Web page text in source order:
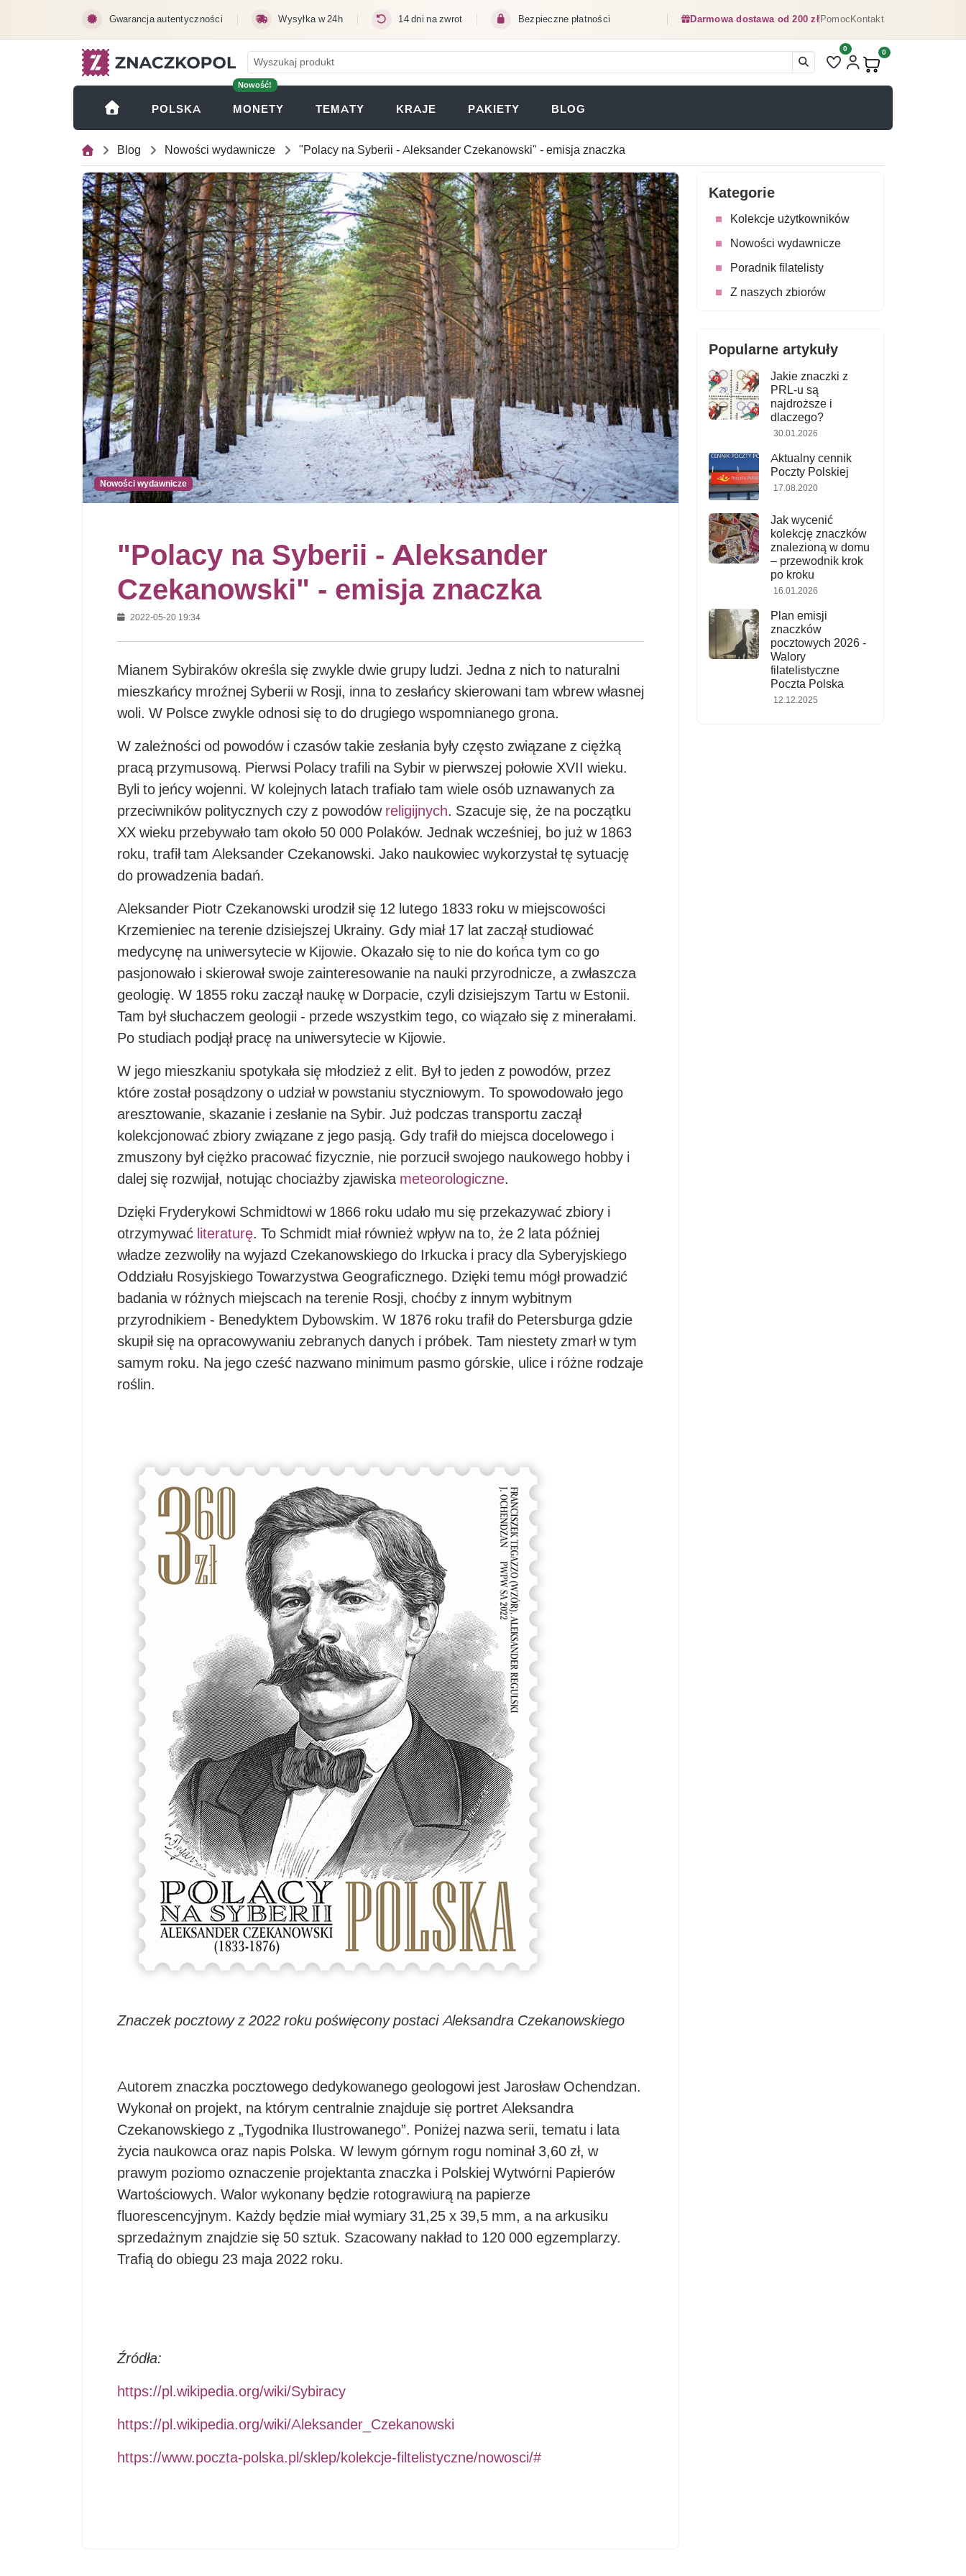
Gwarancja autentyczności Wysyłka w 24h 14 dni na zwrot Bezpieczne płatności Darmowa dostawa od 200 złPomocKontakt
Liczba pozycji na liście
0
Produkty w koszyku:
0
POLSKA
Nowość!
MONETY (OTWIERA SIĘ W NOWEJ KARCIE)
TEMATY KRAJE PAKIETY BLOG
Blog Nowości wydawnicze "Polacy na Syberii - Aleksander Czekanowski" - emisja znaczka
Nowości wydawnicze
"Polacy na Syberii - Aleksander
Czekanowski" - emisja znaczka
2022-05-20 19:34
Mianem Sybiraków określa się zwykle dwie grupy ludzi. Jedna z nich to naturalni
mieszkańcy mroźnej Syberii w Rosji, inna to zesłańcy skierowani tam wbrew własnej
woli. W Polsce zwykle odnosi się to do drugiego wspomnianego grona.
W zależności od powodów i czasów takie zesłania były często związane z ciężką
pracą przymusową. Pierwsi Polacy trafili na Sybir w pierwszej połowie XVII wieku.
Byli to jeńcy wojenni. W kolejnych latach trafiało tam wiele osób uznawanych za
przeciwników politycznych czy z powodów religijnych. Szacuje się, że na początku
XX wieku przebywało tam około 50 000 Polaków. Jednak wcześniej, bo już w 1863
roku, trafił tam Aleksander Czekanowski. Jako naukowiec wykorzystał tę sytuację
do prowadzenia badań.
Aleksander Piotr Czekanowski urodził się 12 lutego 1833 roku w miejscowości
Krzemieniec na terenie dzisiejszej Ukrainy. Gdy miał 17 lat zaczął studiować
medycynę na uniwersytecie w Kijowie. Okazało się to nie do końca tym co go
pasjonowało i skierował swoje zainteresowanie na nauki przyrodnicze, a zwłaszcza
geologię. W 1855 roku zaczął naukę w Dorpacie, czyli dzisiejszym Tartu w Estonii.
Tam był słuchaczem geologii - przede wszystkim tego, co wiązało się z minerałami.
Po studiach podjął pracę na uniwersytecie w Kijowie.
W jego mieszkaniu spotykała się młodzież z elit. Był to jeden z powodów, przez
które został posądzony o udział w powstaniu styczniowym. To spowodowało jego
aresztowanie, skazanie i zesłanie na Sybir. Już podczas transportu zaczął
kolekcjonować zbiory związane z jego pasją. Gdy trafił do miejsca docelowego i
zmuszony był ciężko pracować fizycznie, nie porzucił swojego naukowego hobby i
dalej się rozwijał, notując chociażby zjawiska meteorologiczne.
Dzięki Fryderykowi Schmidtowi w 1866 roku udało mu się przekazywać zbiory i
otrzymywać literaturę. To Schmidt miał również wpływ na to, że 2 lata później
władze zezwoliły na wyjazd Czekanowskiego do Irkucka i pracy dla Syberyjskiego
Oddziału Rosyjskiego Towarzystwa Geograficznego. Dzięki temu mógł prowadzić
badania w różnych miejscach na terenie Rosji, choćby z innym wybitnym
przyrodnikiem - Benedyktem Dybowskim. W 1876 roku trafił do Petersburga gdzie
skupił się na opracowywaniu zebranych danych i próbek. Tam niestety zmarł w tym
samym roku. Na jego cześć nazwano minimum pasmo górskie, ulice i różne rodzaje
roślin.
Znaczek pocztowy z 2022 roku poświęcony postaci Aleksandra Czekanowskiego
Autorem znaczka pocztowego dedykowanego geologowi jest Jarosław Ochendzan.
Wykonał on projekt, na którym centralnie znajduje się portret Aleksandra
Czekanowskiego z „Tygodnika Ilustrowanego”. Poniżej nazwa serii, tematu i lata
życia naukowca oraz napis Polska. W lewym górnym rogu nominał 3,60 zł, w
prawym poziomo oznaczenie projektanta znaczka i Polskiej Wytwórni Papierów
Wartościowych. Walor wykonany będzie rotograwiurą na papierze
fluorescencyjnym. Każdy będzie miał wymiary 31,25 x 39,5 mm, a na arkusiku
sprzedażnym znajdzie się 50 sztuk. Szacowany nakład to 120 000 egzemplarzy.
Trafią do obiegu 23 maja 2022 roku.
Źródła:
https://pl.wikipedia.org/wiki/Sybiracy
https://pl.wikipedia.org/wiki/Aleksander_Czekanowski
https://www.poczta-polska.pl/sklep/kolekcje-filtelistyczne/nowosci/#
Kategorie
Kolekcje użytkowników
Nowości wydawnicze
Poradnik filatelisty
Z naszych zbiorów
Popularne artykuły
Jakie znaczki z
PRL-u są
najdroższe i
dlaczego?
30.01.2026
Aktualny cennik
Poczty Polskiej
17.08.2020
Jak wycenić
kolekcję znaczków
znalezioną w domu
– przewodnik krok
po kroku
16.01.2026
Plan emisji
znaczków
pocztowych 2026 -
Walory
filatelistyczne
Poczta Polska
12.12.2025